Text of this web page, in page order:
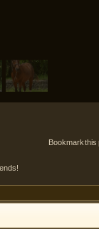
Bookmark